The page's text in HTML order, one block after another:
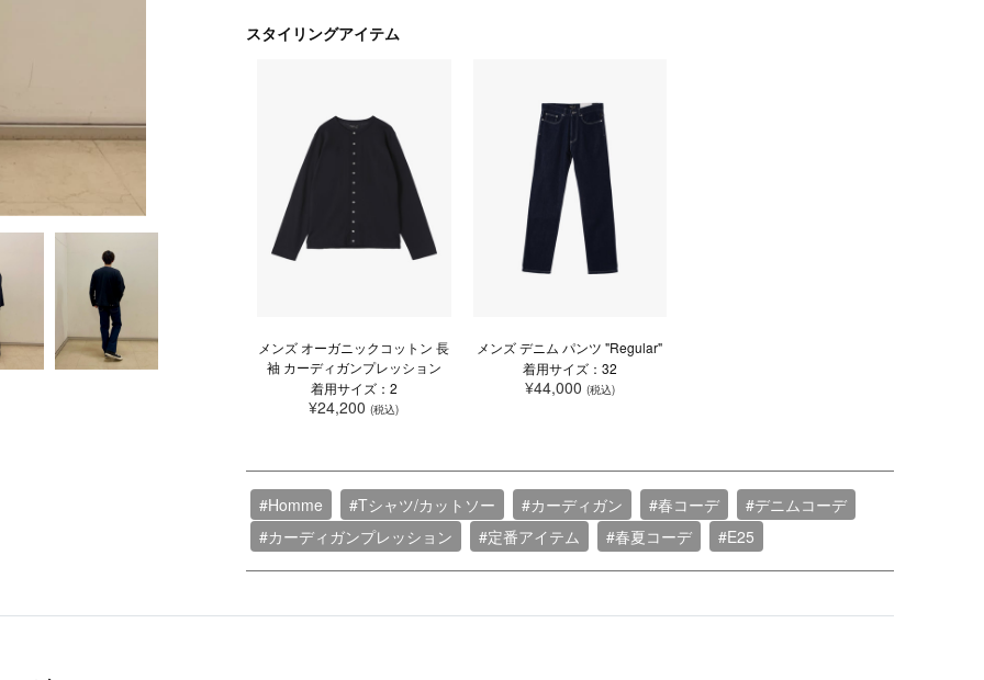
スタイリングアイテム
メンズ オーガニックコットン 長
袖 カーディガンプレッション
着用サイズ：2
¥24,200(税込)
メンズ デニム パンツ "Regular"
着用サイズ：32
¥44,000 (税込)
#Homme #Tシャツ/カットソー #カーディガン #春コーデ
#デニムコーデ
#カーディガンプレッション
#定番アイテム #春夏コーデ #E25